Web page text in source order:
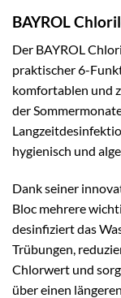
BAYROL
Der BAYROL
praktischer 6-
komfortablen und
der
hygienisch und
Dank seiner
Bloc mehrere
desinfiziert das
Trübungen,
Chlorwert und
über einen